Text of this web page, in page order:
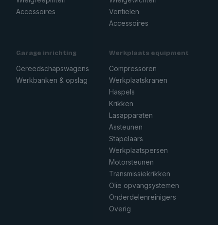
Accessoires
Ventielen
Accessoires
Garage inrichting
Gereedschapswagens
Werkbanken & opslag
Werkplaats equipment
Compressoren
Werkplaatskranen
Haspels
Krikken
Lasapparaten
Assteunen
Stapelaars
Werkplaatspersen
Motorsteunen
Transmissiekrikken
Olie opvangsystemen
Onderdelenreinigers
Overig